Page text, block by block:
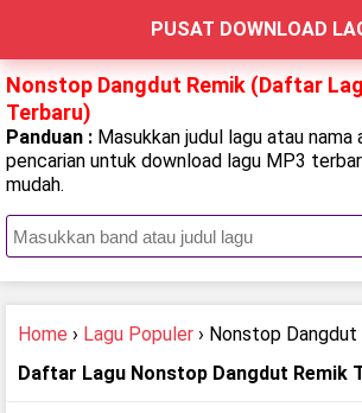
PUSAT DOWNLOAD
Nonstop Dangdut Remik (Daftar
Terbaru)
Panduan : Masukkan judul lagu atau
pencarian untuk download lagu MP3
mudah.
Home › Lagu Populer › Nonstop Dangdut
Daftar Lagu Nonstop Dangdut Remik